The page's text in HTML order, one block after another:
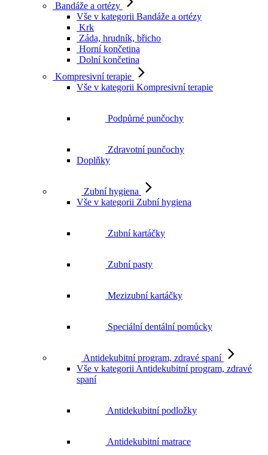
Bandáže a ortézy
Vše v kategorii Bandáže a ortézy
Krk
Záda, hrudník, břicho
Horní končetina
Dolní končetina
Kompresivní terapie
Vše v kategorii Kompresivní terapie
Vše v kategorii Zubní hygiena
Vše v kategorii Antidekubitní program, zdravé
spaní